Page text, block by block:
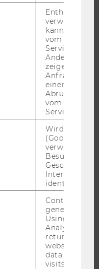
Enthält ein
verwendet
kann, um
vom AMP-
Service
Andere
zeigen Opt-
Anfrage im
einen Fehler
Abrufen
vom AMP
Service an.
Wird von
(Google Tag
verwendet,
Besucher
Geschlecht
Interessen zu
identifizieren.
Contains a
generated
Using this
Analytics can
returning
website and
data from
visits.